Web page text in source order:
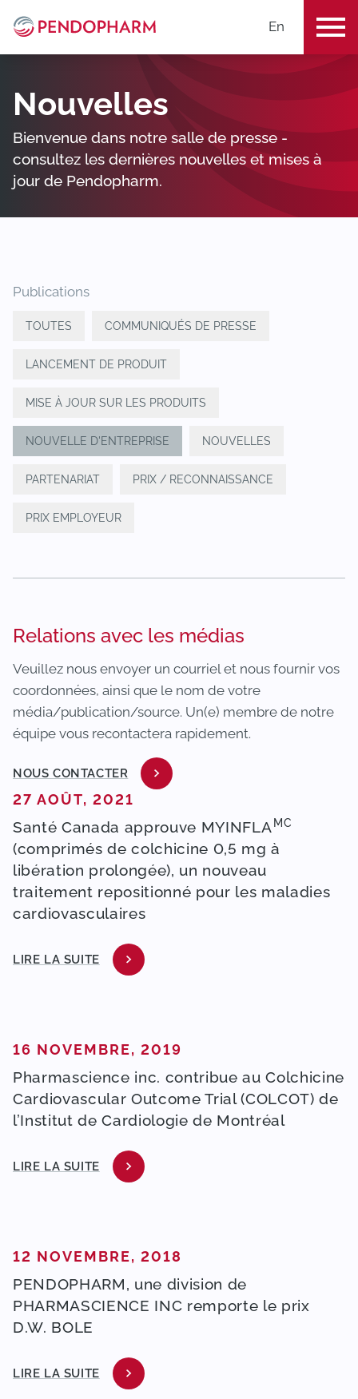
En
Nouvelles
Bienvenue dans notre salle de presse -
consultez les dernières nouvelles et mises à
jour de Pendopharm.
PUBLIÉ DANS
27 AOÛT, 2021
Santé Canada approuve MYINFLA MC
(comprimés de colchicine 0,5 mg à
libération prolongée), un nouveau
traitement repositionné pour les maladies
cardiovasculaires
LIRE LA SUITE
PUBLIÉ DANS
16 NOVEMBRE, 2019
Pharmascience inc. contribue au Colchicine
Cardiovascular Outcome Trial (COLCOT) de
l’Institut de Cardiologie de Montréal
LIRE LA SUITE
PUBLIÉ DANS
12 NOVEMBRE, 2018
PENDOPHARM, une division de
PHARMASCIENCE INC remporte le prix
D.W. BOLE
LIRE LA SUITE
Publications
TOUTES COMMUNIQUÉS DE PRESSE
LANCEMENT DE PRODUIT
MISE À JOUR SUR LES PRODUITS
NOUVELLE D'ENTREPRISE NOUVELLES
PARTENARIAT PRIX / RECONNAISSANCE
PRIX EMPLOYEUR
Relations avec les médias
Veuillez nous envoyer un courriel et nous fournir vos
coordonnées, ainsi que le nom de votre
média/publication/source. Un(e) membre de notre
équipe vous recontactera rapidement.
NOUS CONTACTER